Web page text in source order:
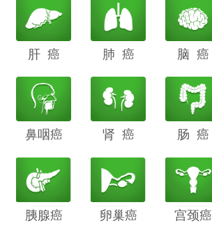
肝 癌 阴道癌肺 癌 甲状腺癌
脑 癌
鼻咽癌 胆管癌肾 癌
子宫内膜
癌
肠 癌
胰腺癌 鳞癌
卵巢癌 骨癌
宫颈癌